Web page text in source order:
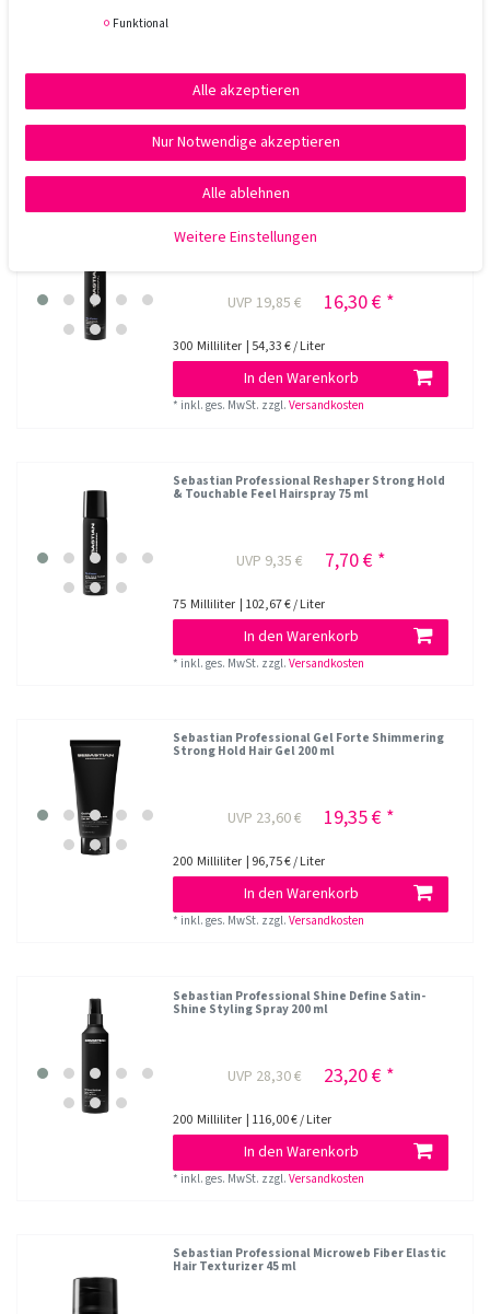
300Milliliter| 54,33 € / Liter
In den Warenkorb
*inkl. ges. MwSt. zzgl.Versandkosten
& Touchable Feel Hairspray 300 ml
UVP 19,85 € 16,30 € *
300 Milliliter | 54,33 € / Liter
In den Warenkorb
* inkl. ges. MwSt. zzgl.Versandkosten
Sebastian Professional Reshaper Strong Hold
& Touchable Feel Hairspray 75 ml
UVP 9,35 € 7,70 € *
75 Milliliter | 102,67 € / Liter
In den Warenkorb
* inkl. ges. MwSt. zzgl.Versandkosten
Sebastian Professional Gel Forte Shimmering
Strong Hold Hair Gel 200 ml
UVP 23,60 € 19,35 € *
200 Milliliter | 96,75 € / Liter
In den Warenkorb
* inkl. ges. MwSt. zzgl.Versandkosten
Sebastian Professional Shine Define Satin-
Shine Styling Spray 200 ml
UVP 28,30 € 23,20 € *
200 Milliliter | 116,00 € / Liter
In den Warenkorb
* inkl. ges. MwSt. zzgl.Versandkosten
Sebastian Professional Microweb Fiber Elastic
Hair Texturizer 45 ml
Funktional
Alle akzeptieren
Nur Notwendige akzeptieren
Alle ablehnen
Weitere Einstellungen